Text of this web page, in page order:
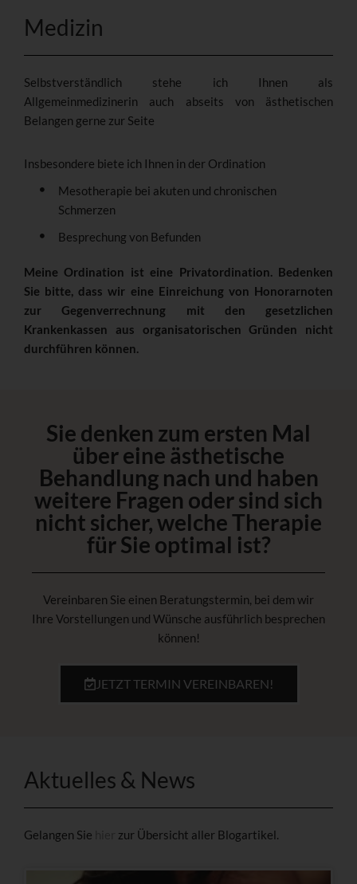
Medizin
Selbstverständlich stehe ich Ihnen als
Allgemeinmedizinerin auch abseits von ästhetischen
Belangen gerne zur Seite
Insbesondere biete ich Ihnen in der Ordination
Mesotherapie bei akuten und chronischen
Schmerzen
Besprechung von Befunden
Meine Ordination ist eine Privatordination. Bedenken
Sie bitte, dass wir eine Einreichung von Honorarnoten
zur Gegenverrechnung mit den gesetzlichen
Krankenkassen aus organisatorischen Gründen nicht
durchführen können.
Sie denken zum ersten Mal
über eine ästhetische
Behandlung nach und haben
weitere Fragen oder sind sich
nicht sicher, welche Therapie
für Sie optimal ist?
Vereinbaren Sie einen Beratungstermin, bei dem wir
Ihre Vorstellungen und Wünsche ausführlich besprechen
können!
JETZT TERMIN VEREINBAREN!
Aktuelles & News
Gelangen Sie zur Übersicht aller Blogartikel.